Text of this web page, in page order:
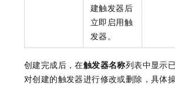
建触发器后
立即启用触
发器。
创建完成后，在触发器名称列表中显示
对创建的触发器进行修改或删除，具体